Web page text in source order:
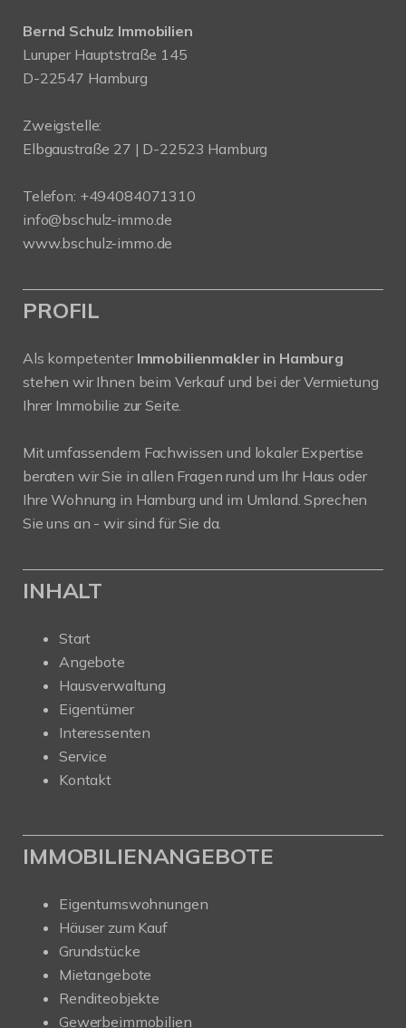
Bernd Schulz Immobilien
Luruper Hauptstraße 145
D-22547 Hamburg
Zweigstelle:
Elbgaustraße 27 | D-22523 Hamburg
Telefon: +494084071310
info@bschulz-immo.de
www.bschulz-immo.de
PROFIL
Als kompetenter Immobilienmakler in Hamburg
stehen wir Ihnen beim Verkauf und bei der Vermietung
Ihrer Immobilie zur Seite.
Mit umfassendem Fachwissen und lokaler Expertise
beraten wir Sie in allen Fragen rund um Ihr Haus oder
Ihre Wohnung in Hamburg und im Umland. Sprechen
Sie uns an - wir sind für Sie da.
INHALT
Start
Angebote
Hausverwaltung
Eigentümer
Interessenten
Service
Kontakt
IMMOBILIENANGEBOTE
Eigentumswohnungen
Häuser zum Kauf
Grundstücke
Mietangebote
Renditeobjekte
Gewerbeimmobilien